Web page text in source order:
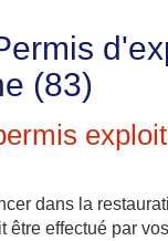
(83)
dans la
être effectué par